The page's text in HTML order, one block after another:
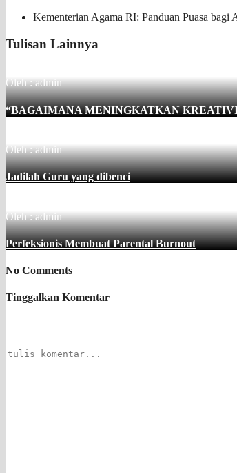
Kementerian Agama RI: Panduan Puasa bagi
Tulisan Lainnya
Oleh : admin
“BAGAIMANA MENINGKATKAN
Oleh : admin
Jadilah Guru yang dibenci
Oleh : admin
Perfeksionis Membuat Parental Burnout
No Comments
Tinggalkan Komentar